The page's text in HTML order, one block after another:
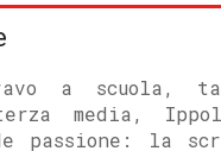
a scuola,
media,
passione: la